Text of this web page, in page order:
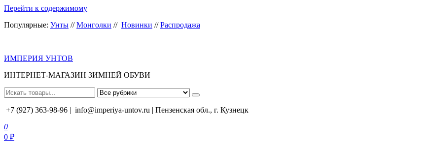
Перейти к содержимому
Популярные: Унты //Монголки // Новинки //Распродажа
ИМПЕРИЯ УНТОВ
ИНТЕРНЕТ-МАГАЗИН ЗИМНЕЙ ОБУВИ
+7 (927) 363-98-96 | info@imperiya-untov.ru | Пензенская обл., г. Кузнецк
0
0 ₽